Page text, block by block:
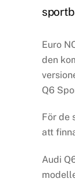
Euro
den
Q6
För de
att
Audi